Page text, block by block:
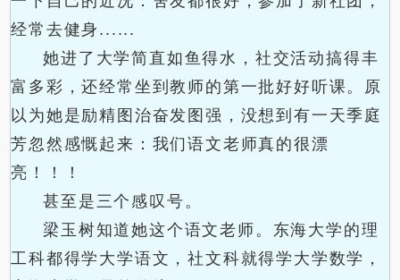
经常去健身......
她进了大学简直如鱼得水，社交活动搞得丰
富多彩，还经常坐到教师的第一批好好听课。原
以为她是励精图治奋发图强，没想到有一天季庭
芳忽然感慨起来：我们语文老师真的很漂
亮！！！
甚至是三个感叹号。
梁玉树知道她这个语文老师。东海大学的理
工科都得学大学语文，社文科就得学大学数学，